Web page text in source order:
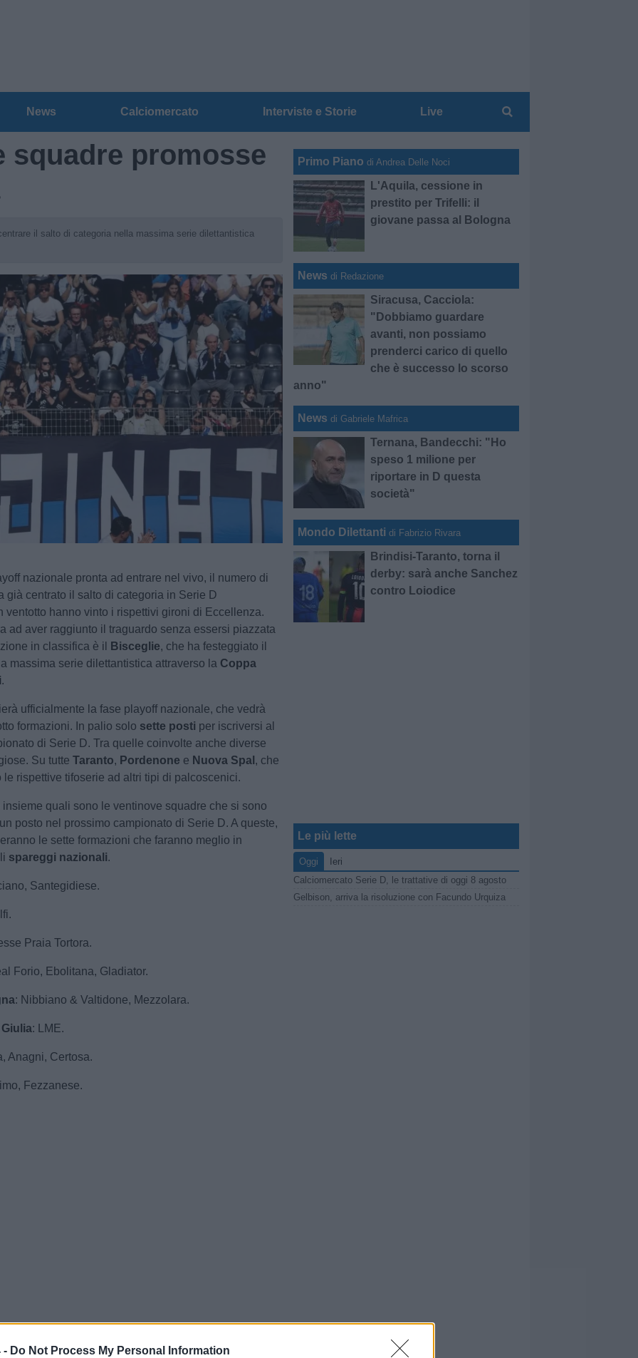
- Do Not Process My Personal Information
News Calciomercato Interviste e Storie Live
squadre promosse
il salto di categoria nella massima serie dilettantistica
nazionale pronta ad entrare nel vivo, il numero di
già centrato il salto di categoria in Serie D
ventotto hanno vinto i rispettivi gironi di Eccellenza.
ad aver raggiunto il traguardo senza essersi piazzata
in classifica è il
Bisceglie, che ha festeggiato il
massima serie dilettantistica attraverso la Coppa
.
ufficialmente la fase playoff nazionale, che vedrà
formazioni. In palio solo sette posti per iscriversi al
di Serie D. Tra quelle coinvolte anche diverse
Su tutteTaranto, Pordenone e Nuova Spal , che
le rispettive tifoserie ad altri tipi di palcoscenici.
quali sono le ventinove squadre che si sono
posto nel prossimo campionato di Serie D. A queste,
le sette formazioni che faranno meglio in
spareggi nazionali.
Santegidiese.
Praia Tortora.
Forio, Ebolitana, Gladiator.
: Nibbiano & Valtidone, Mezzolara.
: LME.
Anagni, Certosa.
Fezzanese.
Primo Piano di Andrea Delle Noci
L'Aquila, cessione in
prestito per Trifelli: il
giovane passa al Bologna
News di Redazione
Siracusa, Cacciola:
"Dobbiamo guardare
avanti, non possiamo
prenderci carico di quello
che è successo lo scorso
anno"
News di Gabriele Mafrica
Ternana, Bandecchi: "Ho
speso 1 milione per
riportare in D questa
società"
Mondo Dilettanti di Fabrizio Rivara
Brindisi-Taranto, torna il
derby: sarà anche Sanchez
contro Loiodice
Le più lette
Oggi
Ieri
Calciomercato Serie D, le trattative di oggi 8 agosto
Gelbison, arriva la risoluzione con Facundo Urquiza